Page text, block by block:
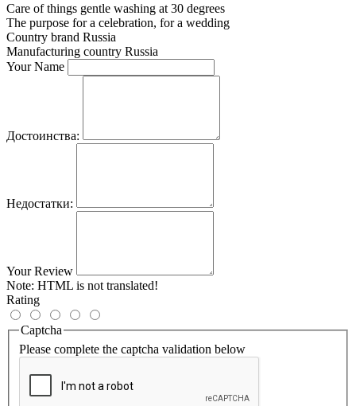
Care of things gentle washing at 30 degrees
The purpose for a celebration, for a wedding
Country brand Russia
Manufacturing country Russia
Your Name
Достоинства:
Недостатки:
Your Review
Note: HTML is not translated!
Rating
Captcha
Please complete the captcha validation below